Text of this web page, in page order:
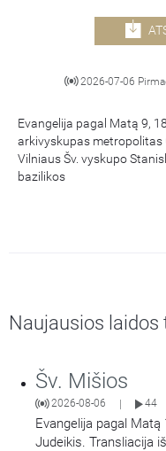
2026-07-06
Evangelija pagal Matą 9,
arkivyskupas metropolitas
Vilniaus Šv. vyskupo
bazilikos
Naujausios laidos
Šv. Mišios
2026-08-06 44
Evangelija pagal Matą
Judeikis. Transliacija